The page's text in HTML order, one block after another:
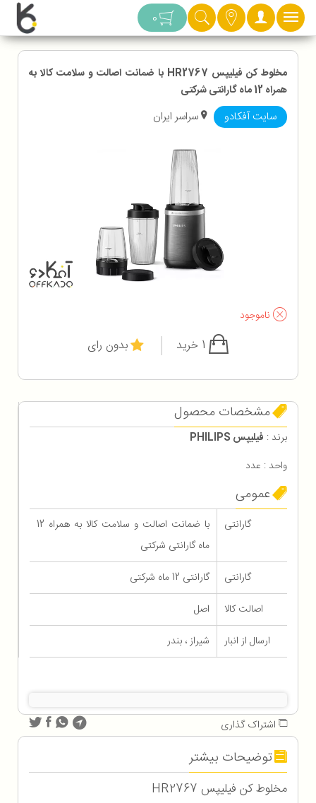
دسته بندی 0
مخلوط کن فیلیپس HR2767 با ضمانت اصالت و سلامت کالا به
همراه 12 ماه گارانتی شرکتی
سایت آفکادو سراسر ایران
ناموجود
بدون رای
مشخصات محصول
برند : فیلیپس PHILIPS
واحد : عدد
عمومی
گارانتی
با ضمانت اصالت و سلامت کالا به همراه 12
ماه گارانتی شرکتی
گارانتی
گارانتی 12 ماه شرکتی
اصالت کالا
اصل
ارسال از انبار
شیراز ، بندر
اشتراک گذاری
توضیحات بیشتر
مخلوط کن فیلیپس HR2767